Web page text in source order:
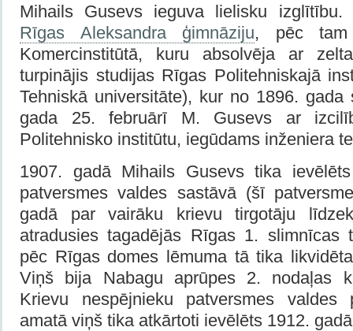
Mihails Gusevs ieguva lielisku
Rīgas Aleksandra ģimnāziju, pēc tam
Komercinstitūtā, kuru absolvēja ar
turpinājis studijas Rīgas Politehniskajā
Tehniskā universitāte), kur no 1896.
gada 25. februārī M. Gusevs ar
Politehnisko institūtu, iegūdams inženiera
1907. gadā Mihails Gusevs tika
patversmes valdes sastāvā (šī
gadā par vairāku krievu tirgotāju
atradusies tagadējās Rīgas 1. slimnīcas
pēc Rīgas domes lēmuma tā tika
Viņš bija Nabagu aprūpes 2. nodaļas
Krievu nespējnieku patversmes valdes
amatā viņš tika atkārtoti ievēlēts 1912.